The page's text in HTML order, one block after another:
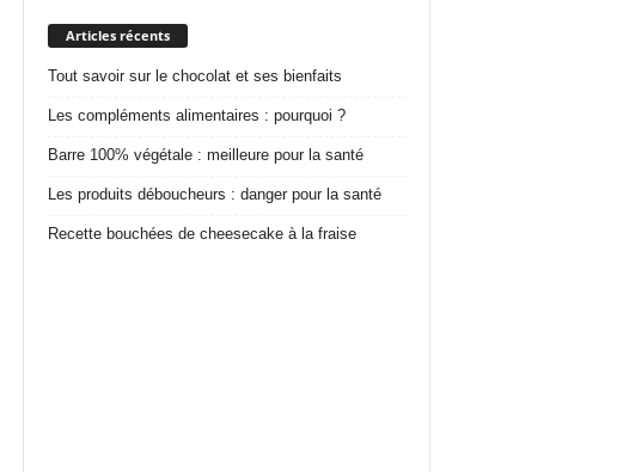
Articles récents
Tout savoir sur le chocolat et ses bienfaits
Les compléments alimentaires : pourquoi ?
Barre 100% végétale : meilleure pour la santé
Les produits déboucheurs : danger pour la santé
Recette bouchées de cheesecake à la fraise